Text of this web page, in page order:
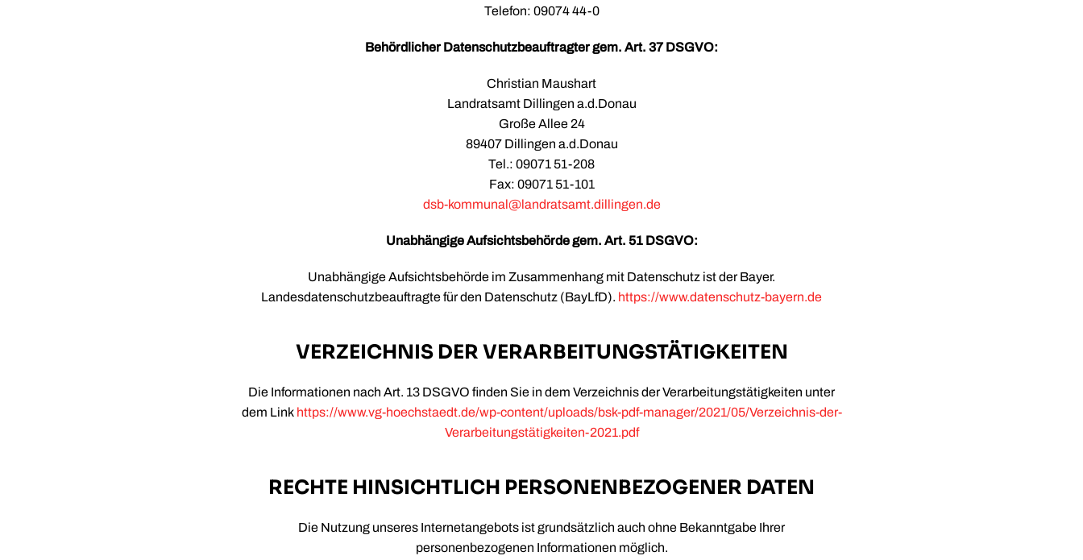
Telefon: 09074 44-0
Behördlicher Datenschutzbeauftragter gem. Art. 37 DSGVO:
Christian Maushart
Landratsamt Dillingen a.d.Donau
Große Allee 24
89407 Dillingen a.d.Donau
Tel.: 09071 51-208
Fax: 09071 51-101
dsb-kommunal@landratsamt.dillingen.de
Unabhängige Aufsichtsbehörde gem. Art. 51 DSGVO:
Unabhängige Aufsichtsbehörde im Zusammenhang mit Datenschutz ist der Bayer.
Landesdatenschutzbeauftragte für den Datenschutz (BayLfD). https://www.datenschutz-bayern.de
VERZEICHNIS DER VERARBEITUNGSTÄTIGKEITEN
Die Informationen nach Art. 13 DSGVO finden Sie in dem Verzeichnis der Verarbeitungstätigkeiten unter
dem Link https://www.vg-hoechstaedt.de/wp-content/uploads/bsk-pdf-manager/2021/05/Verzeichnis-der-
Verarbeitungstätigkeiten-2021.pdf
RECHTE HINSICHTLICH PERSONENBEZOGENER DATEN
Die Nutzung unseres Internetangebots ist grundsätzlich auch ohne Bekanntgabe Ihrer
personenbezogenen Informationen möglich.